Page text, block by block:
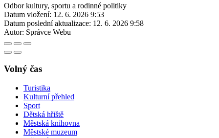
Odbor kultury, sportu a rodinné politiky
Datum vložení: 12. 6. 2026 9:53
Datum poslední aktualizace: 12. 6. 2026 9:58
Autor: Správce Webu
Volný čas
Turistika
Kulturní přehled
Sport
Dětská hřiště
Městská knihovna
Městské muzeum